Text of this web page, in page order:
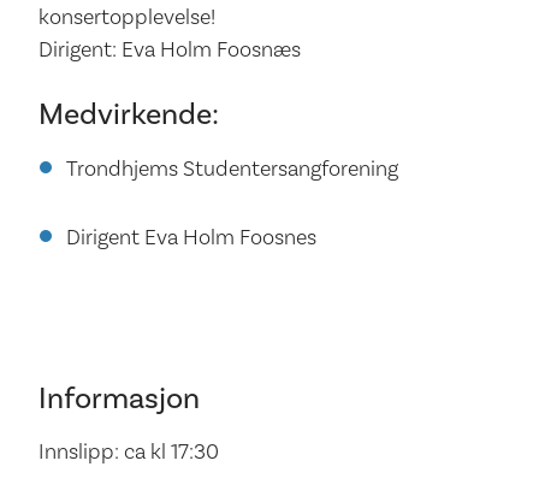
konsertopplevelse!
Dirigent: Eva Holm Foosnæs
Medvirkende:
Trondhjems Studentersangforening
Dirigent Eva Holm Foosnes
Informasjon
Innslipp: ca kl 17:30